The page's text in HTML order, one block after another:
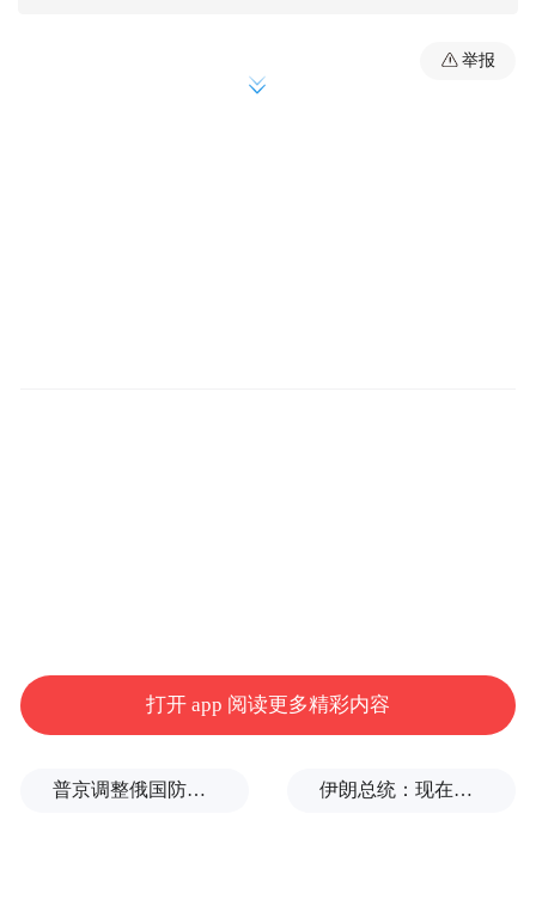
举报
打开 app 阅读更多精彩内容
普京调整俄国防部高层人事布局，重用实战将领削弱“办公室将军” 伊朗总统：现在与最高领袖的联系非常困难